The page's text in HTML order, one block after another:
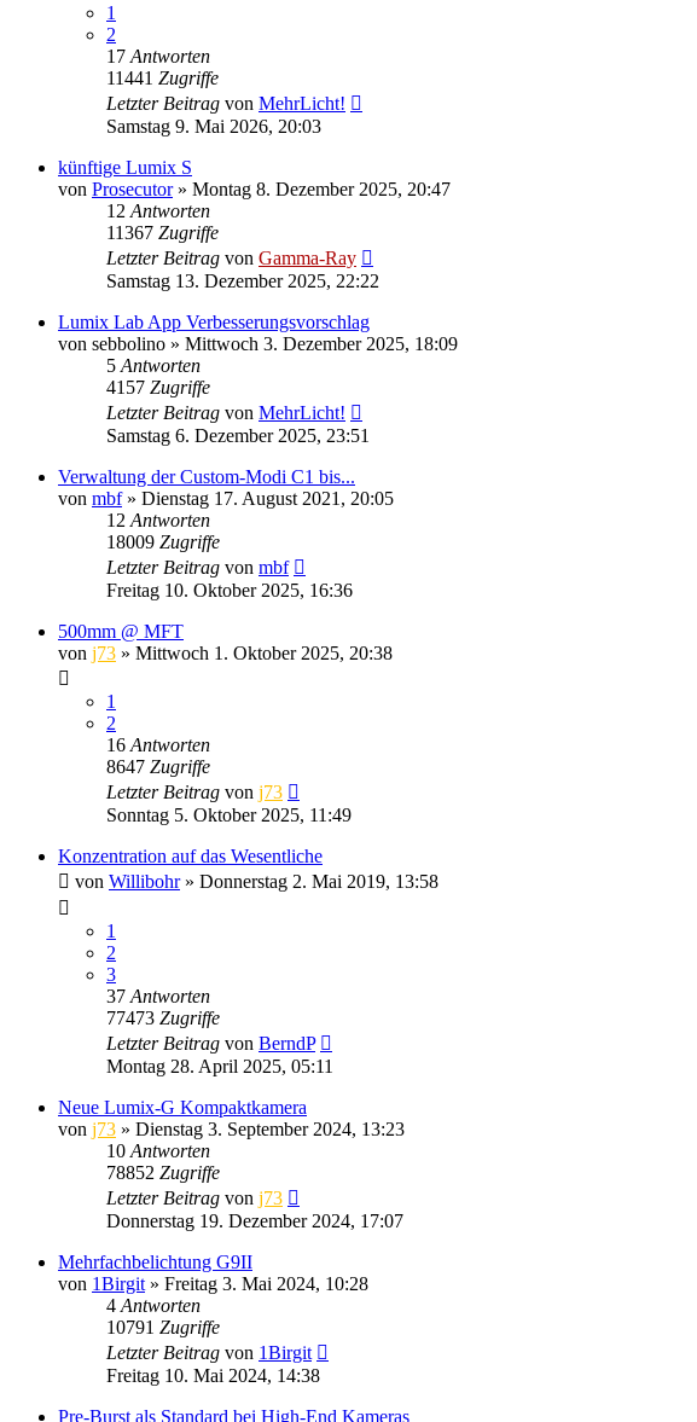
1
2
17 Antworten
11441 Zugriffe
Letzter Beitrag von MehrLicht!
Samstag 9. Mai 2026, 20:03
künftige Lumix S
von Prosecutor» Montag 8. Dezember 2025, 20:47
12 Antworten
11367 Zugriffe
Letzter Beitrag von Gamma-Ray
Samstag 13. Dezember 2025, 22:22
Lumix Lab App Verbesserungsvorschlag
von sebbolino » Mittwoch 3. Dezember 2025, 18:09
5 Antworten
4157 Zugriffe
Letzter Beitrag von MehrLicht!
Samstag 6. Dezember 2025, 23:51
Verwaltung der Custom-Modi C1 bis...
von mbf» Dienstag 17. August 2021, 20:05
12 Antworten
18009 Zugriffe
Letzter Beitrag von mbf
Freitag 10. Oktober 2025, 16:36
500mm @ MFT
von j73 » Mittwoch 1. Oktober 2025, 20:38
1
2
16 Antworten
8647 Zugriffe
Letzter Beitrag von j73
Sonntag 5. Oktober 2025, 11:49
Konzentration auf das Wesentliche
von Willibohr» Donnerstag 2. Mai 2019, 13:58
1
2
3
37 Antworten
77473 Zugriffe
Letzter Beitrag von BerndP
Montag 28. April 2025, 05:11
Neue Lumix-G Kompaktkamera
von j73 » Dienstag 3. September 2024, 13:23
10 Antworten
78852 Zugriffe
Letzter Beitrag von j73
Donnerstag 19. Dezember 2024, 17:07
Mehrfachbelichtung G9II
von 1Birgit » Freitag 3. Mai 2024, 10:28
4 Antworten
10791 Zugriffe
Letzter Beitrag von 1Birgit
Freitag 10. Mai 2024, 14:38
Pre-Burst als Standard bei High-End Kameras